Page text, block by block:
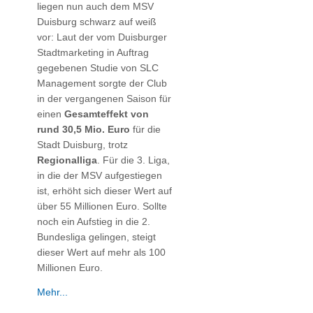
liegen nun auch dem MSV
Duisburg schwarz auf weiß
vor: Laut der vom Duisburger
Stadtmarketing in Auftrag
gegebenen Studie von SLC
Management sorgte der Club
in der vergangenen Saison für
einenGesamteffekt von
rund 30,5 Mio. Euro für die
Stadt Duisburg, trotz
Regionalliga . Für die 3. Liga,
in die der MSV aufgestiegen
ist, erhöht sich dieser Wert auf
über 55 Millionen Euro. Sollte
noch ein Aufstieg in die 2.
Bundesliga gelingen, steigt
dieser Wert auf mehr als 100
Millionen Euro.
Mehr...